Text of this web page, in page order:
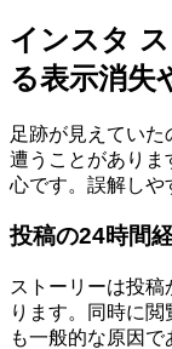
インスタ
る表示消失
足跡が見えてい
遭うことがありま
心です。誤解しや
投稿の24時間
ストーリーは投
ります。同時に
も一般的な原因